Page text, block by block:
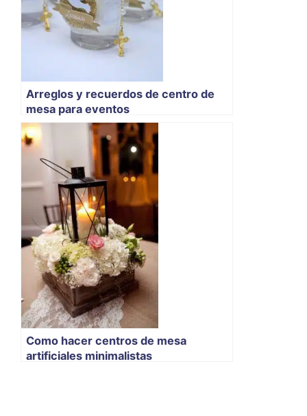
Arreglos y recuerdos de centro de
mesa para eventos
Como hacer centros de mesa
artificiales minimalistas